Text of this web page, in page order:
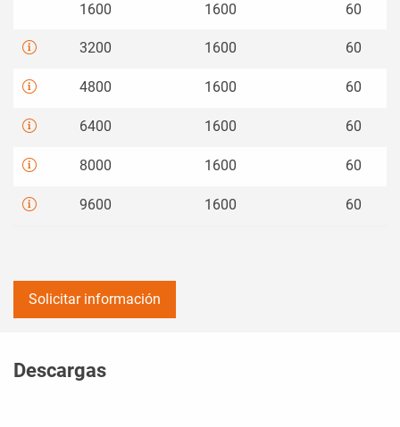
1600
3200
4800
6400
8000
9600
1600 60
1600 60
1600 60
1600 60
1600 60
1600 60
Solicitar información
Descargas